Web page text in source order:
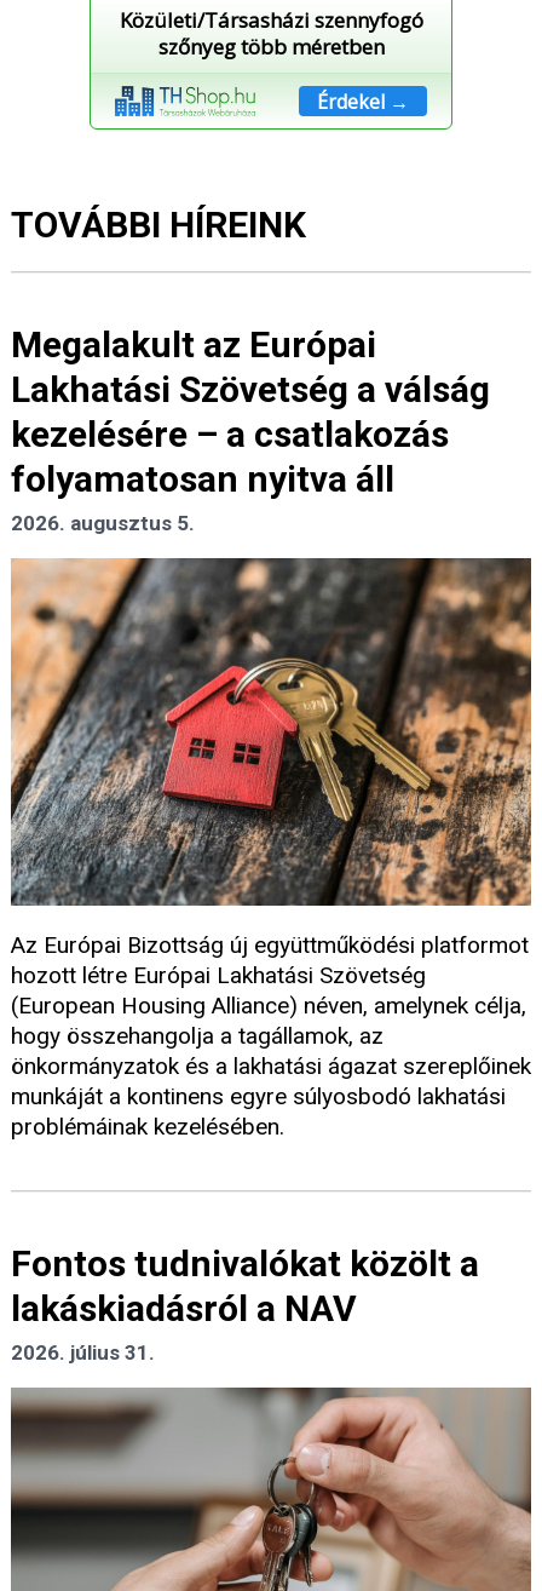
Közületi/Társasházi szennyfogó
szőnyeg több méretben
Érdekel →
TOVÁBBI HÍREINK
Megalakult az Európai
Lakhatási Szövetség a válság
kezelésére – a csatlakozás
folyamatosan nyitva áll
2026. augusztus 5.
Az Európai Bizottság új együttműködési platformot
hozott létre Európai Lakhatási Szövetség
(European Housing Alliance) néven, amelynek célja,
hogy összehangolja a tagállamok, az
önkormányzatok és a lakhatási ágazat szereplőinek
munkáját a kontinens egyre súlyosbodó lakhatási
problémáinak kezelésében.
Fontos tudnivalókat közölt a
lakáskiadásról a NAV
2026. július 31.